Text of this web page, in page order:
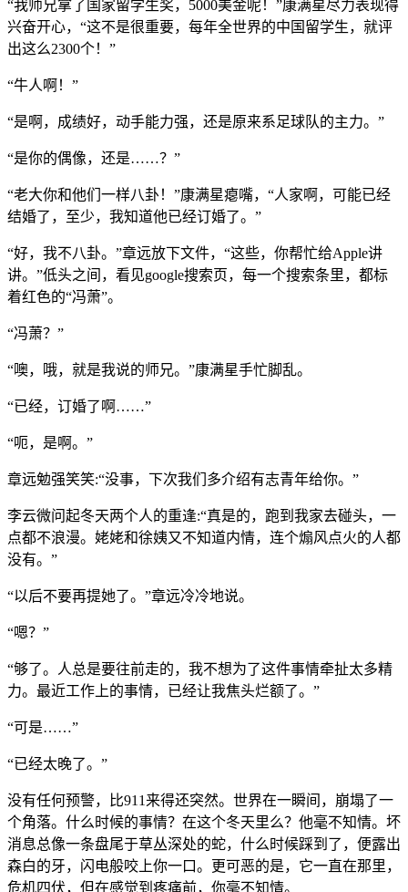
“我师兄拿了国家留学生奖，5000美金呢！”康满星尽力表现得
兴奋开心，“这不是很重要，每年全世界的中国留学生，就评
出这么2300个！”
“牛人啊！”
“是啊，成绩好，动手能力强，还是原来系足球队的主力。”
“是你的偶像，还是……？”
“老大你和他们一样八卦！”康满星瘪嘴，“人家啊，可能已经
结婚了，至少，我知道他已经订婚了。”
“好，我不八卦。”章远放下文件，“这些，你帮忙给Apple讲
讲。”低头之间，看见google搜索页，每一个搜索条里，都标
着红色的“冯萧”。
“冯萧？”
“噢，哦，就是我说的师兄。”康满星手忙脚乱。
“已经，订婚了啊……”
“呃，是啊。”
章远勉强笑笑:“没事，下次我们多介绍有志青年给你。”
李云微问起冬天两个人的重逢:“真是的，跑到我家去碰头，一
点都不浪漫。姥姥和徐姨又不知道内情，连个煽风点火的人都
没有。”
“以后不要再提她了。”章远冷冷地说。
“嗯？”
“够了。人总是要往前走的，我不想为了这件事情牵扯太多精
力。最近工作上的事情，已经让我焦头烂额了。”
“可是……”
“已经太晚了。”
没有任何预警，比911来得还突然。世界在一瞬间，崩塌了一
个角落。什么时候的事情？在这个冬天里么？他毫不知情。坏
消息总像一条盘尾于草丛深处的蛇，什么时候踩到了，便露出
森白的牙，闪电般咬上你一口。更可恶的是，它一直在那里，
危机四伏，但在感觉到疼痛前，你毫不知情。